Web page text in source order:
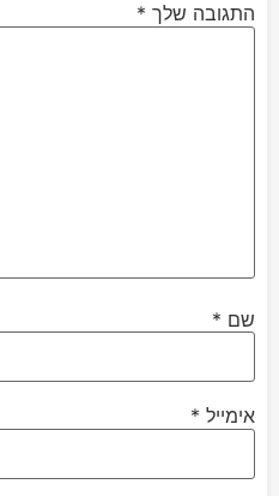
התגובה שלך *
שם *
אימייל *